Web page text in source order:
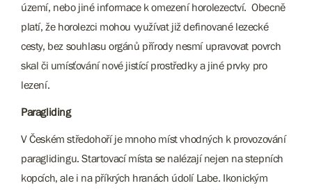
území, nebo jiné informace k omezení horolezectví. Obecně
platí, že horolezci mohou využívat již definované lezecké
cesty, bez souhlasu orgánů přírody nesmí upravovat povrch
skal či umísťování nové jistící prostředky a jiné prvky pro
lezení.
Paragliding
V Českém středohoří je mnoho míst vhodných k provozování
paraglidingu. Startovací místa se nalézají nejen na stepních
kopcích, ale i na příkrých hranách údolí Labe. Ikonickým